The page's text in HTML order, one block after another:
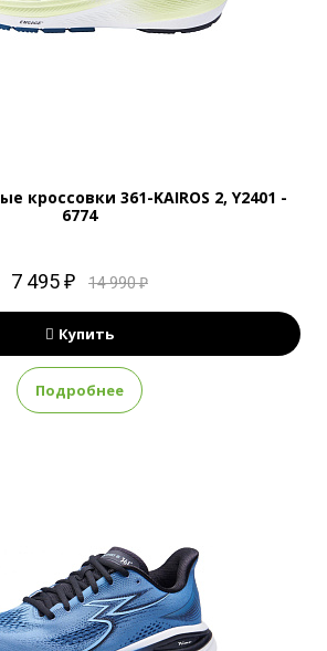
кроссовки 361-KAIROS 2, Y2401 -
6774
7 495 ₽ 14 990 ₽
Купить
Подробнее